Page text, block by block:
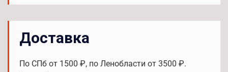
Доставка
По СПб от 1500 ₽, по Ленобласти от 3500 ₽.